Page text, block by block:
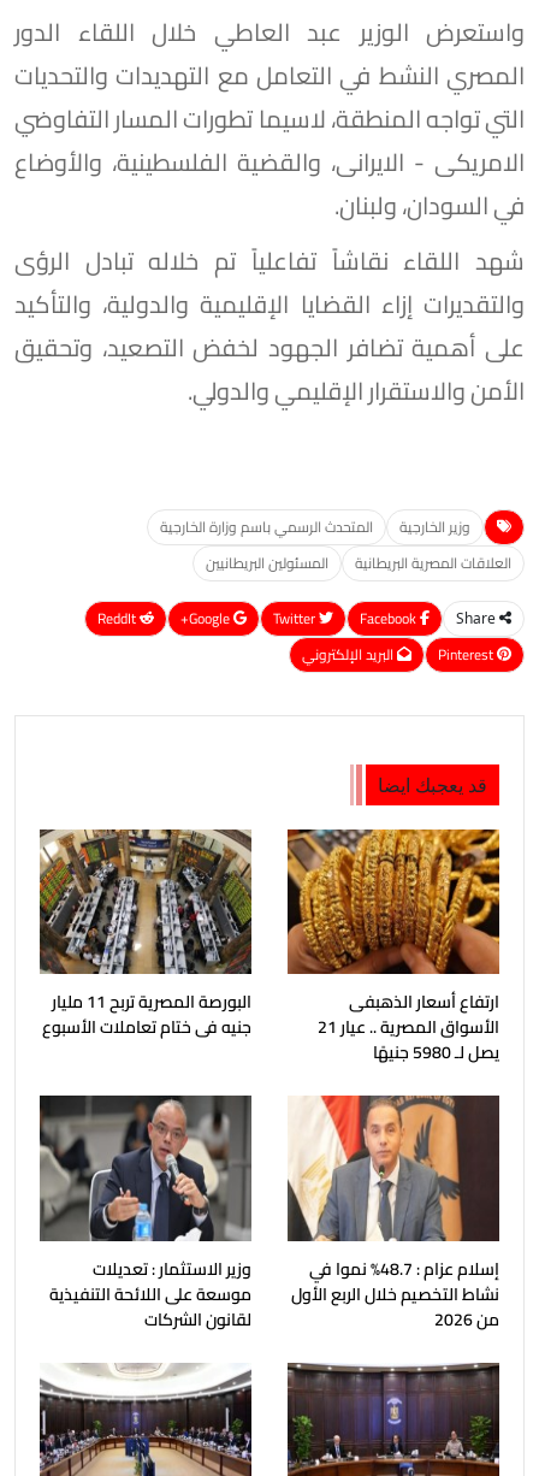
واستعرض الوزير عبد العاطي خلال اللقاء الدور
المصري النشط في التعامل مع التهديدات والتحديات
التي تواجه المنطقة، لاسيما تطورات المسار التفاوضي
الامريكى - الايرانى، والقضية الفلسطينية، والأوضاع
في السودان، ولبنان.
شهد اللقاء نقاشاً تفاعلياً تم خلاله تبادل الرؤى
والتقديرات إزاء القضايا الإقليمية والدولية، والتأكيد
على أهمية تضافر الجهود لخفض التصعيد، وتحقيق
الأمن والاستقرار الإقليمي والدولي.
وزير الخارجية
المتحدث الرسمي باسم وزارة الخارجية
العلاقات المصرية البريطانية
المسئولين البريطانيين
Share
Google+
ReddIt
Pinterest
البريد الإلكتروني
قد يعجبك ايضا
ارتفاع أسعار الذهبفى
الأسواق المصرية .. عيار 21
يصل لـ 5980 جنيهًا
البورصة المصرية تربح 11 مليار
جنيه فى ختام تعاملات الأسبوع
إسلام عزام : 48.7% نموا في
نشاط التخصيم خلال الربع الأول
من 2026
وزير الاستثمار : تعديلات
موسعة على اللائحة التنفيذية
لقانون الشركات